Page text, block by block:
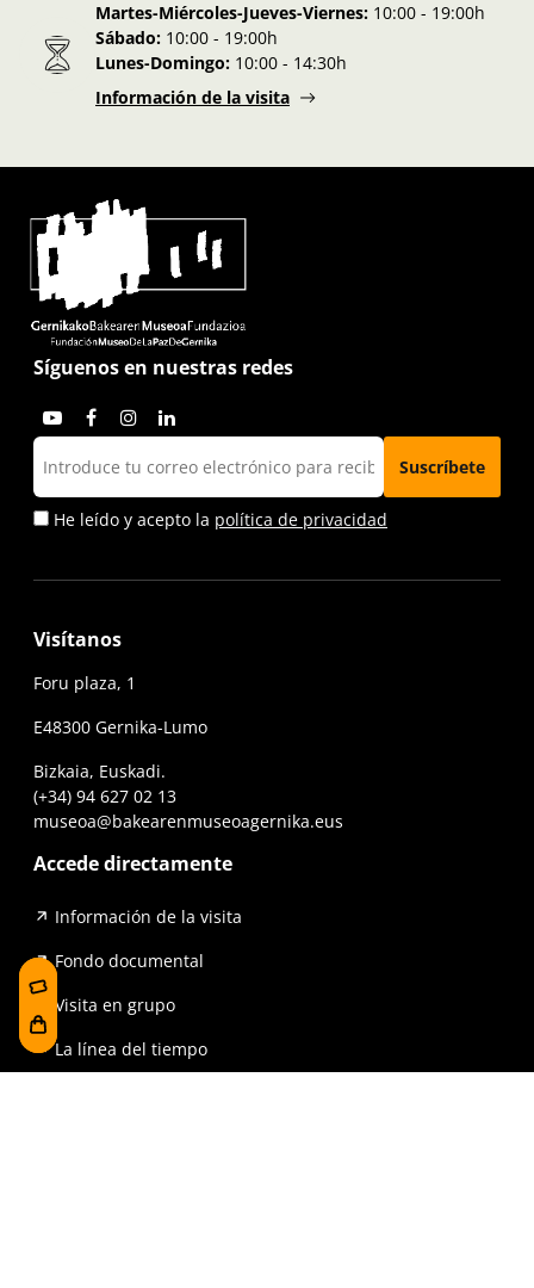
Martes-Miércoles-Jueves-Viernes: 10:00 - 19:00h
Sábado: 10:00 - 19:00h
Lunes-Domingo: 10:00 - 14:30h
Información de la visita
Síguenos en nuestras redes
He leído y acepto la política de privacidad
Visítanos
Foru plaza, 1
E48300 Gernika-Lumo
Bizkaia, Euskadi.
(+34) 94 627 02 13
museoa@bakearenmuseoagernika.eus
Accede directamente
Información de la visita
Fondo documental
Visita en grupo
La línea del tiempo